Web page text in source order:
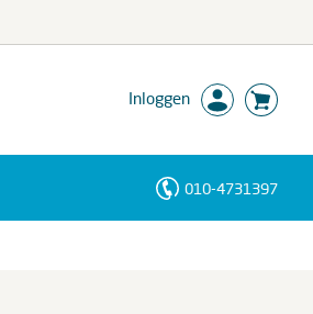
Inloggen
010-4731397